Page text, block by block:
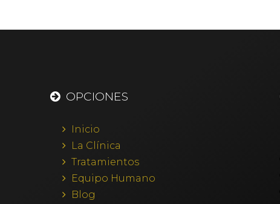
OPCIONES
Inicio
La Clínica
Tratamientos
Equipo Humano
Blog